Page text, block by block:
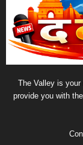
The Valley is
provide you with